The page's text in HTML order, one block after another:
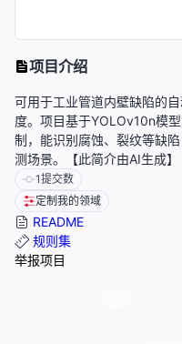
项目介绍
可用于工业管道内壁缺陷的
度。项目基于YOLOv10n模
制，能识别腐蚀、裂纹等缺
测场景。【此简介由AI生成】
1提交数
定制我的领域
README
规则集
举报项目